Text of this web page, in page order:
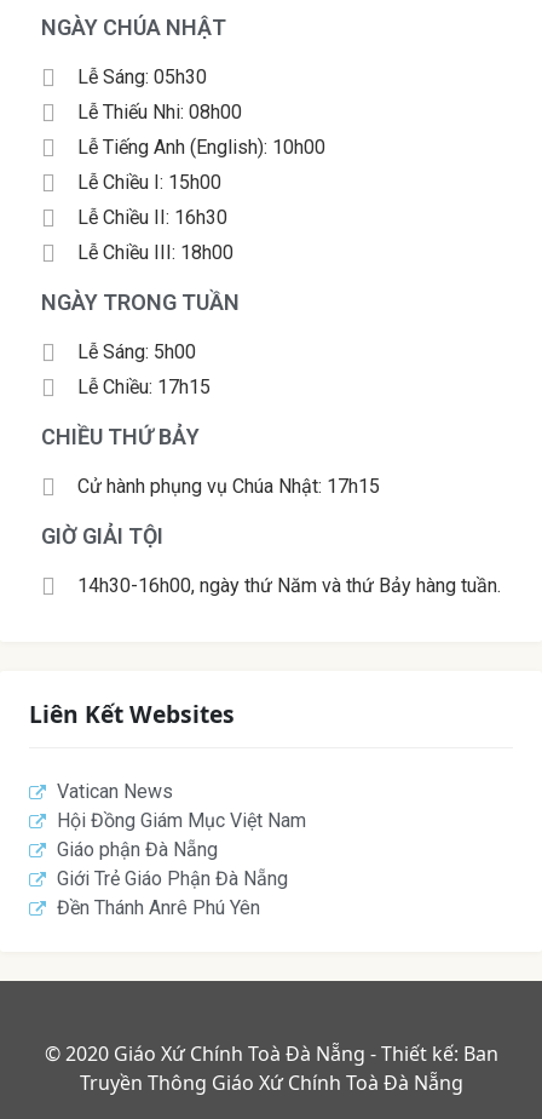
NGÀY CHÚA NHẬT
Lễ Sáng: 05h30
Lễ Thiếu Nhi: 08h00
Lễ Tiếng Anh (English): 10h00
Lễ Chiều I: 15h00
Lễ Chiều II: 16h30
Lễ Chiều III: 18h00
NGÀY TRONG TUẦN
Lễ Sáng: 5h00
Lễ Chiều: 17h15
CHIỀU THỨ BẢY
Cử hành phụng vụ Chúa Nhật: 17h15
GIỜ GIẢI TỘI
14h30-16h00, ngày thứ Năm và thứ Bảy hàng tuần.
Liên Kết Websites
Vatican News
Hội Đồng Giám Mục Việt Nam
Giáo phận Đà Nẵng
Giới Trẻ Giáo Phận Đà Nẵng
Đền Thánh Anrê Phú Yên
© 2020 Giáo Xứ Chính Toà Đà Nẵng - Thiết kế: Ban
Truyền Thông Giáo Xứ Chính Toà Đà Nẵng